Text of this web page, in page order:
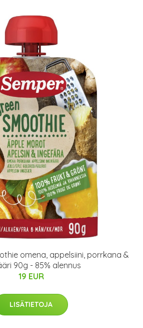
omena, appelsiini, porrkana &
90g - 85% alennus
19 EUR
LISÄTIETOJA